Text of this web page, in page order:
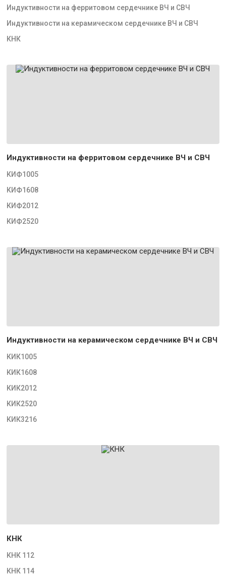
Индуктивности на ферритовом сердечнике ВЧ и СВЧ
Индуктивности на керамическом сердечнике ВЧ и СВЧ
КНК
Индуктивности на ферритовом сердечнике ВЧ и СВЧ
КИФ1005
КИФ1608
КИФ2012
КИФ2520
Индуктивности на керамическом сердечнике ВЧ и СВЧ
КИК1005
КИК1608
КИК2012
КИК2520
КИК3216
КНК
КНК 112
КНК 114